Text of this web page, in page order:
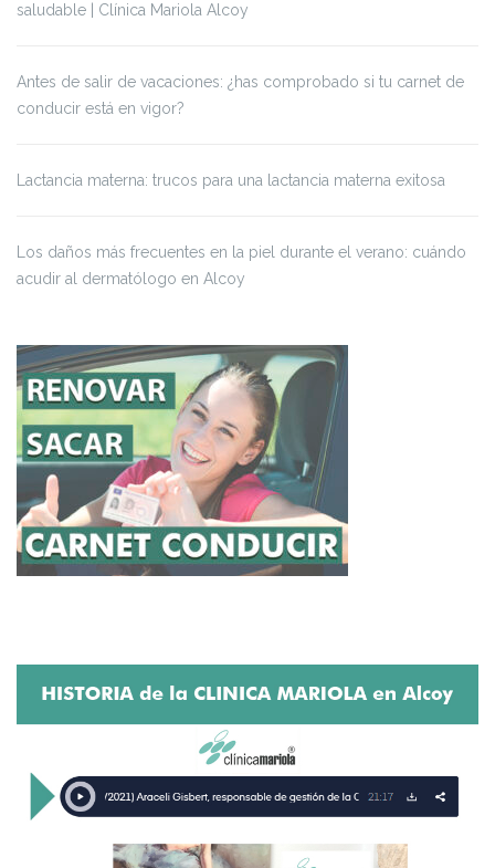
saludable | Clínica Mariola Alcoy
Antes de salir de vacaciones: ¿has comprobado si tu carnet de
conducir está en vigor?
Lactancia materna: trucos para una lactancia materna exitosa
Los daños más frecuentes en la piel durante el verano: cuándo
acudir al dermatólogo en Alcoy